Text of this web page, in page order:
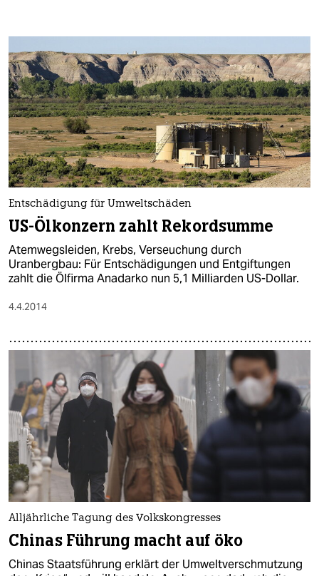
Entschädigung für Umweltschäden
US-Ölkonzern zahlt Rekordsumme
Atemwegsleiden, Krebs, Verseuchung durch
Uranbergbau: Für Entschädigungen und Entgiftungen
zahlt die Ölfirma Anadarko nun 5,1 Milliarden US-Dollar.
4.4.2014
Alljährliche Tagung des Volkskongresses
Chinas Führung macht auf öko
Chinas Staatsführung erklärt der Umweltverschmutzung